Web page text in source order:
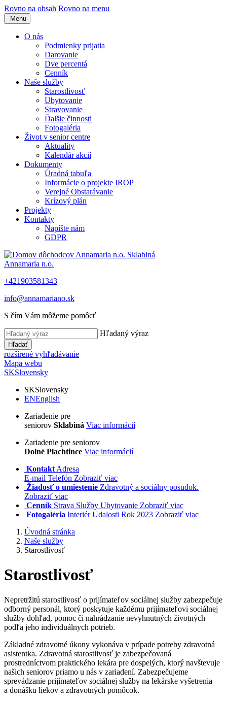
Rovno na obsah Rovno na menu
Menu
O nás
Podmienky prijatia
Darovanie
Dve percentá
Cenník
Naše služby
Starostlivosť
Ubytovanie
Stravovanie
Ďalšie činnosti
Fotogaléria
Život v senior centre
Aktuality
Kalendár akcií
Dokumenty
Úradná tabuľa
Informácie o projekte IROP
Verejné Obstarávanie
Krízový plán
Projekty
Kontakty
Napíšte nám
GDPR
Annamaria n.o.
+421903581343
info@annamariano.sk
S čím Vám môžeme pomôcť
Hľadaný výraz
Hľadať
rozšírené vyhľadávanie
Mapa webu
SKSlovensky
SKSlovensky
ENEnglish
Zariadenie pre
seniorov Sklabiná Viac informácií
Zariadenie pre seniorov
Dolné Plachtince Viac informácií
Kontakt Adresa
E-mail Telefón Zobraziť viac
Žiadosť o umiestenie Zdravotný a sociálny posudok.
Zobraziť viac
Cenník Strava Služby Ubytovanie Zobraziť viac
Fotogaléria Interiér Udalosti Rok 2023 Zobraziť viac
Úvodná stránka
Naše služby
Starostlivosť
Starostlivosť
Nepretržitú starostlivosť o prijímateľov sociálnej služby zabezpečuje
odborný personál, ktorý poskytuje každému prijímateľovi sociálnej
služby dohľad, pomoc či nahrádzanie nevyhnutných životných
podľa jeho individuálnych potrieb.
Základné zdravotné úkony vykonáva v prípade potreby zdravotná
asistentka. Zdravotná starostlivosť je zabezpečovaná
prostredníctvom praktického lekára pre dospelých, ktorý navštevuje
našich seniorov priamo u nás v zariadení. Zabezpečujeme
sprevádzanie prijímateľov sociálnej služby na lekárske vyšetrenia
a donášku liekov a zdravotných pomôcok.